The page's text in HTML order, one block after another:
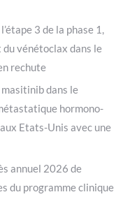
3 de la phase 1,
vénétoclax dans le
rechute
masitinib dans le
hormono-
Etats-Unis avec une
annuel 2026 de
du programme clinique